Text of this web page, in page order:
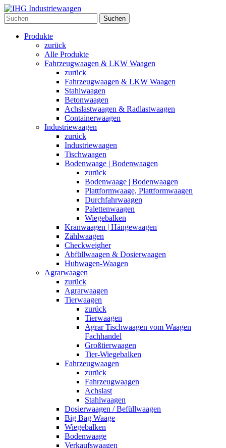
Suchen
Produkte
zurück
Alle Produkte
Fahrzeugwaagen & LKW Waagen
zurück
Fahrzeugwaagen & LKW Waagen
Stahlwaagen
Betonwaagen
Achslastwaagen & Radlastwaagen
Containerwaagen
Industriewaagen
zurück
Industriewaagen
Tischwaagen
Bodenwaage | Bodenwaagen
zurück
Bodenwaage | Bodenwaagen
Plattformwaage, Plattformwaagen
Durchfahrwaagen
Palettenwaagen
Wiegebalken
Kranwaagen | Hängewaagen
Zählwaagen
Checkweigher
Abfüllwaagen & Dosierwaagen
Hubwagen-Waagen
Agrarwaagen
zurück
Agrarwaagen
Tierwaagen
zurück
Tierwaagen
Agrar Tischwaagen vom Waagen
Fachhandel
Großtierwaagen
Tier-Wiegebalken
Fahrzeugwaagen
zurück
Fahrzeugwaagen
Achslast
Stahlwaagen
Dosierwaagen / Befüllwaagen
Big Bag Waage
Wiegebalken
Bodenwaage
Verkaufswaagen